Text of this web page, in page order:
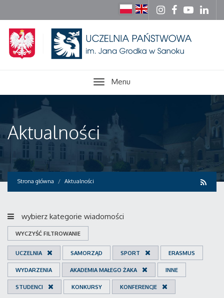
Menu
Aktualności
Strona główna Aktualności
wybierz kategorie wiadomości
WYCZYŚĆ FILTROWANIE
UCZELNIA SAMORZĄD SPORT ERASMUS
WYDARZENIA AKADEMIA MAŁEGO ŻAKA INNE
STUDENCI KONKURSY KONFERENCJE